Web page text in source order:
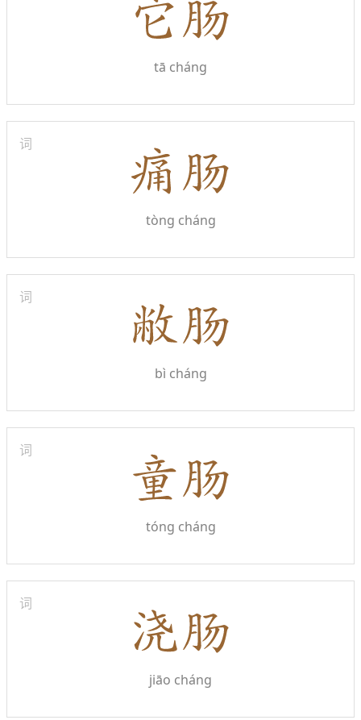
tā cháng
词
tòng cháng
词
bì cháng
词
tóng cháng
词
jiāo cháng